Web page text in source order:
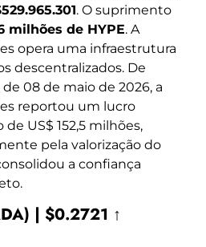
. O suprimento
milhões de HYPE. A
opera uma infraestrutura
descentralizados. De
08 de maio de 2026, a
reportou um lucro
US$ 152,5 milhões,
pela valorização do
a confiança
| $0.2721 ↑